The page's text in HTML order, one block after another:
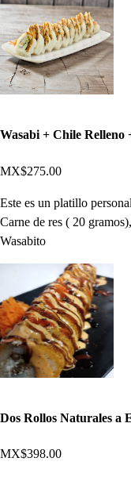
Wasabi + Chile Relleno
MX$275.00
Este es un platillo
Carne de res ( 20
Wasabito
Dos Rollos Naturales a
MX$398.00